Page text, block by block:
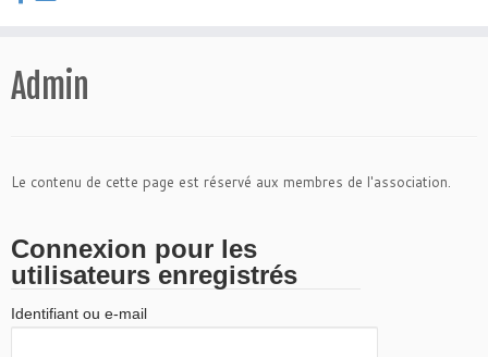
contenu
Admin
Le contenu de cette page est réservé aux membres de l'association.
Connexion pour les
utilisateurs enregistrés
Identifiant ou e-mail